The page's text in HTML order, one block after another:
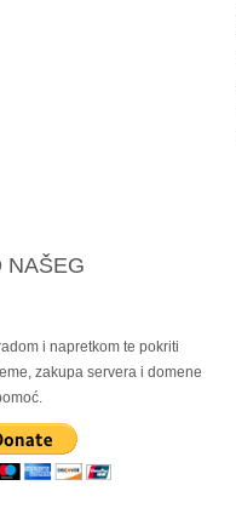
NAŠEG
i napretkom te pokriti
zakupa servera i domene